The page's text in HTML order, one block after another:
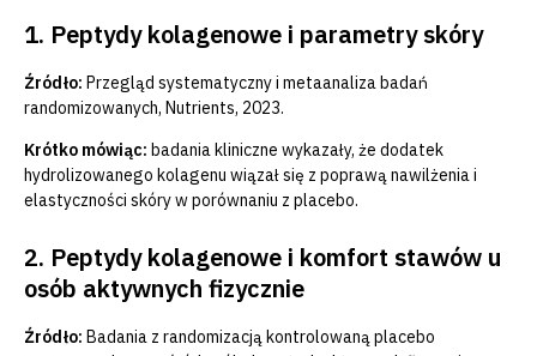
1. Peptydy kolagenowe i parametry skóry
Źródło: Przegląd systematyczny i metaanaliza badań
randomizowanych, Nutrients, 2023.
Krótko mówiąc: badania kliniczne wykazały, że dodatek
hydrolizowanego kolagenu wiązał się z poprawą nawilżenia i
elastyczności skóry w porównaniu z placebo.
2. Peptydy kolagenowe i komfort stawów u
osób aktywnych fizycznie
Źródło: Badania z randomizacją kontrolowaną placebo